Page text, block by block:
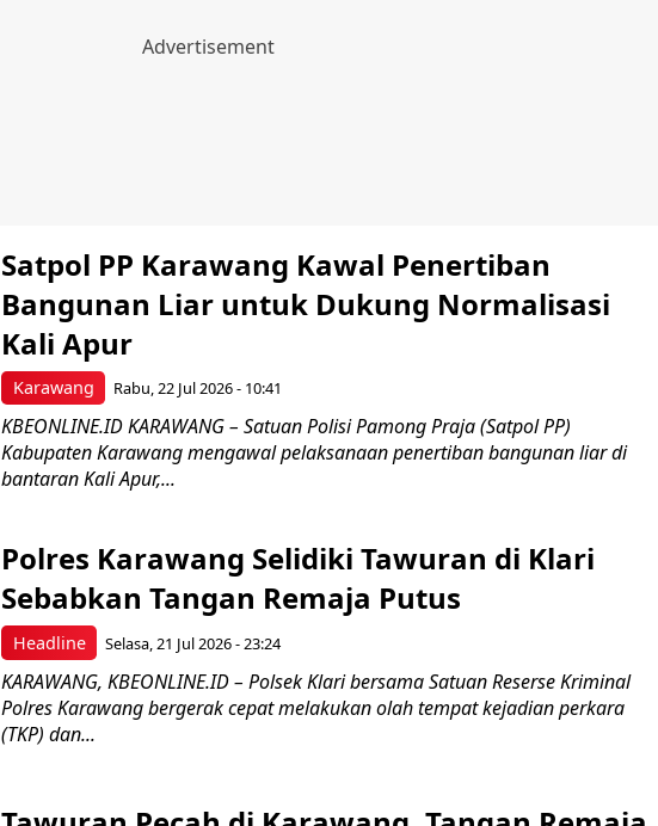
Karawang
Satpol PP Karawang Kawal Penertiban
Bangunan Liar untuk Dukung Normalisasi
Kali Apur
Rabu, 22 Jul 2026 - 10:41
KBEONLINE.ID KARAWANG – Satuan Polisi Pamong Praja (Satpol PP)
Kabupaten Karawang mengawal pelaksanaan penertiban bangunan liar di
bantaran Kali Apur,...
Headline
Polres Karawang Selidiki Tawuran di Klari
Sebabkan Tangan Remaja Putus
Selasa, 21 Jul 2026 - 23:24
KARAWANG, KBEONLINE.ID – Polsek Klari bersama Satuan Reserse Kriminal
Polres Karawang bergerak cepat melakukan olah tempat kejadian perkara
(TKP) dan...